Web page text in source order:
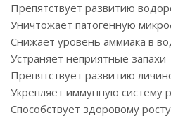
Препятствует развитию
Уничтожает патогенную
Снижает уровень аммиака в
Устраняет неприятные запахи
Препятствует развитию
Укрепляет иммунную систему
Способствует здоровому